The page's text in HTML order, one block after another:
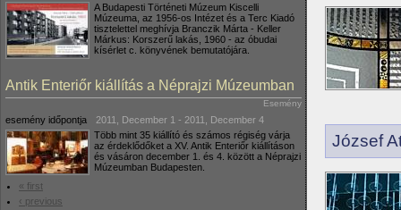
A Budapesti Történeti Múzeum Kiscelli
Múzeuma, az 1956-os Intézet és a Terc Kiadó
tisztelettel meghívja Branczik Márta - Keller
Márkus: Korszerű lakás, 1960 - az óbudai
kísérlet c. könyvének bemutatójára.
Antik Enteriőr kiállítás a Néprajzi Múzeumban
Esemény
esemény időpontja 2011, December 1 - 2011, December 4
Több mint 35 kiállító és számos régiség várja
az érdeklődőket a XV. Antik Enteriőr kiállításon
és vásáron december 1. és 4. között a Néprajzi
Múzeumban Budapesten.
« first
‹ previous
József